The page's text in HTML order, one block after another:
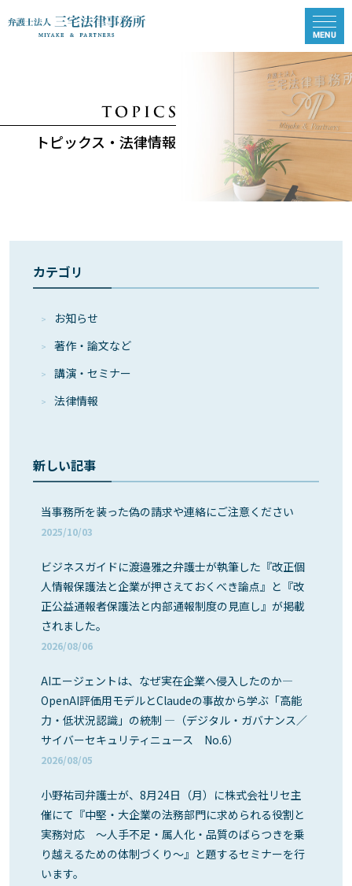
トピックス・法律情報
カテゴリ
お知らせ
著作・論⽂など
講演・セミナー
法律情報
新しい記事
当事務所を装った偽の請求や連絡にご注意ください
2025/10/03
ビジネスガイドに渡邉雅之弁護士が執筆した『改正個
人情報保護法と企業が押さえておくべき論点』と『改
正公益通報者保護法と内部通報制度の見直し』が掲載
されました。
2026/08/06
AIエージェントは、なぜ実在企業へ侵入したのか―
OpenAI評価用モデルとClaudeの事故から学ぶ「高能
力・低状況認識」の統制 ―（デジタル・ガバナンス／
サイバーセキュリティニュース No.6）
2026/08/05
小野祐司弁護士が、8月24日（月）に株式会社リセ主
催にて『中堅・大企業の法務部門に求められる役割と
実務対応 ～人手不足・属人化・品質のばらつきを乗
り越えるための体制づくり～』と題するセミナーを行
います。